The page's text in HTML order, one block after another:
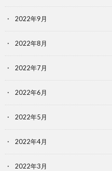
2022年9月
2022年8月
2022年7月
2022年6月
2022年5月
2022年4月
2022年3月